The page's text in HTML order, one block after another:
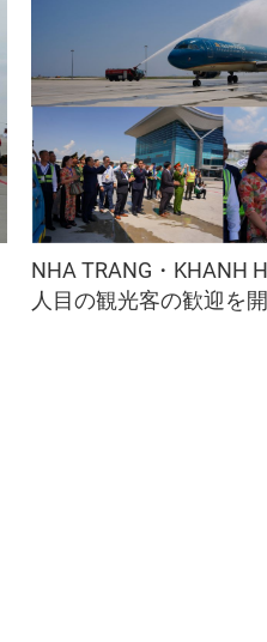
NHA TRANG・KHANH
人目の観光客の歓迎を